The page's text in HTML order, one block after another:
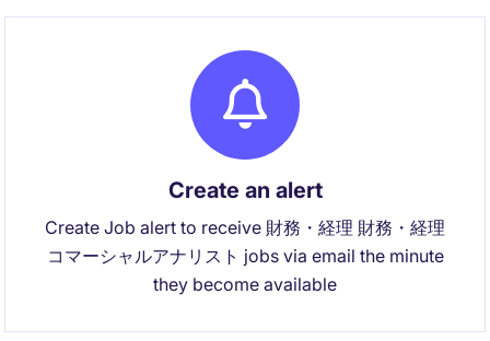
Create an alert
Create Job alert to receive 財務・経理 財務・経理
コマーシャルアナリスト jobs via email the minute
they become available